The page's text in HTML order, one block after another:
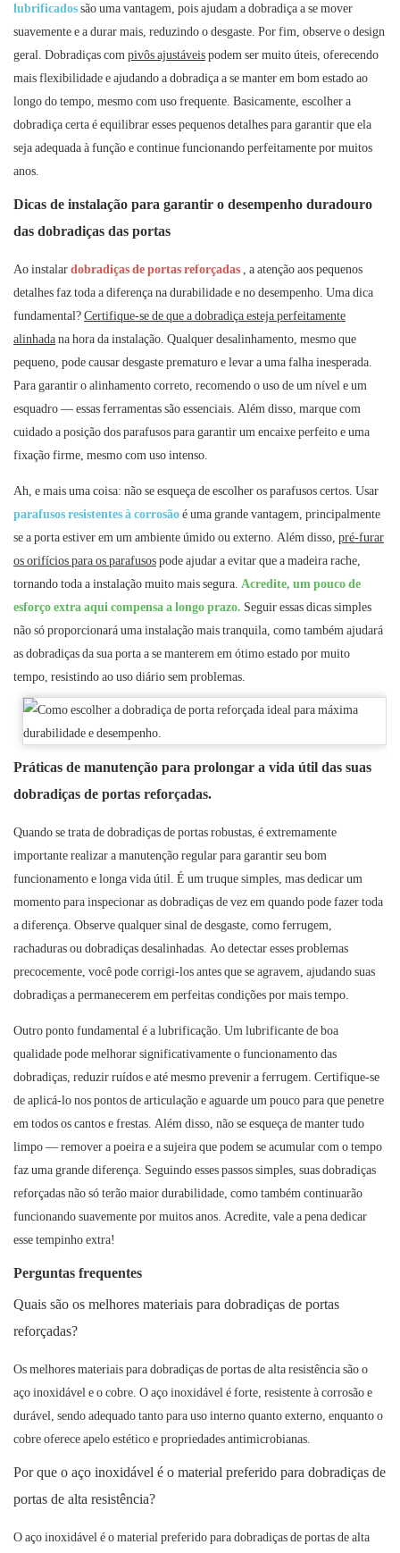
lubrificadossão uma vantagem, pois ajudam a dobradiça a se mover
suavemente e a durar mais, reduzindo o desgaste. Por fim, observe o design
geral. Dobradiças compivôs ajustáveis​​podem ser muito úteis, oferecendo
mais flexibilidade e ajudando a dobradiça a se manter em bom estado ao
longo do tempo, mesmo com uso frequente. Basicamente, escolher a
dobradiça certa é equilibrar esses pequenos detalhes para garantir que ela
seja adequada à função e continue funcionando perfeitamente por muitos
anos.
Dicas de instalação para garantir o desempenho duradouro
das dobradiças das portas
Ao instalardobradiças de portas reforçadas , a atenção aos pequenos
detalhes faz toda a diferença na durabilidade e no desempenho. Uma dica
fundamental?Certifique-se de que a dobradiça esteja perfeitamente
alinhadana hora da instalação. Qualquer desalinhamento, mesmo que
pequeno, pode causar desgaste prematuro e levar a uma falha inesperada.
Para garantir o alinhamento correto, recomendo o uso de um nível e um
esquadro — essas ferramentas são essenciais. Além disso, marque com
cuidado a posição dos parafusos para garantir um encaixe perfeito e uma
fixação firme, mesmo com uso intenso.
Ah, e mais uma coisa: não se esqueça de escolher os parafusos certos. Usar
parafusos resistentes à corrosãoé uma grande vantagem, principalmente
se a porta estiver em um ambiente úmido ou externo. Além disso, pré-furar
os orifícios para os parafusospode ajudar a evitar que a madeira rache,
tornando toda a instalação muito mais segura. Acredite, um pouco de
esforço extra aqui compensa a longo prazo. Seguir essas dicas simples
não só proporcionará uma instalação mais tranquila, como também ajudará
as dobradiças da sua porta a se manterem em ótimo estado por muito
tempo, resistindo ao uso diário sem problemas.
Práticas de manutenção para prolongar a vida útil das suas
dobradiças de portas reforçadas.
Quando se trata de dobradiças de portas robustas, é extremamente
importante realizar a manutenção regular para garantir seu bom
funcionamento e longa vida útil. É um truque simples, mas dedicar um
momento para inspecionar as dobradiças de vez em quando pode fazer toda
a diferença. Observe qualquer sinal de desgaste, como ferrugem,
rachaduras ou dobradiças desalinhadas. Ao detectar esses problemas
precocemente, você pode corrigi-los antes que se agravem, ajudando suas
dobradiças a permanecerem em perfeitas condições por mais tempo.
Outro ponto fundamental é a lubrificação. Um lubrificante de boa
qualidade pode melhorar significativamente o funcionamento das
dobradiças, reduzir ruídos e até mesmo prevenir a ferrugem. Certifique-se
de aplicá-lo nos pontos de articulação e aguarde um pouco para que penetre
em todos os cantos e frestas. Além disso, não se esqueça de manter tudo
limpo — remover a poeira e a sujeira que podem se acumular com o tempo
faz uma grande diferença. Seguindo esses passos simples, suas dobradiças
reforçadas não só terão maior durabilidade, como também continuarão
funcionando suavemente por muitos anos. Acredite, vale a pena dedicar
esse tempinho extra!
Perguntas frequentes
Quais são os melhores materiais para dobradiças de portas
reforçadas?
Os melhores materiais para dobradiças de portas de alta resistência são o
aço inoxidável e o cobre. O aço inoxidável é forte, resistente à corrosão e
durável, sendo adequado tanto para uso interno quanto externo, enquanto o
cobre oferece apelo estético e propriedades antimicrobianas.
Por que o aço inoxidável é o material preferido para dobradiças de
portas de alta resistência?
O aço inoxidável é o material preferido para dobradiças de portas de alta